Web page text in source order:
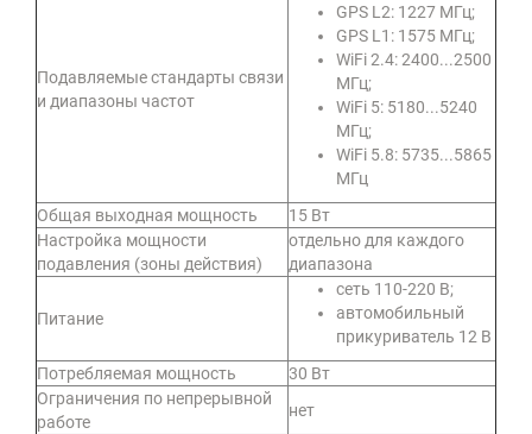
Подавляемые стандарты связи
и диапазоны частот
GPS L2: 1227 МГц;
GPS L1: 1575 МГц;
WiFi 2.4: 2400...2500
МГц;
WiFi 5: 5180...5240
МГц;
WiFi 5.8: 5735...5865
МГц
Общая выходная мощность
15 Вт
Настройка мощности
подавления (зоны действия)
отдельно для каждого
диапазона
Питание
сеть 110-220 В;
автомобильный
прикуриватель 12 В
Потребляемая мощность
30 Вт
Ограничения по непрерывной
работе
нет